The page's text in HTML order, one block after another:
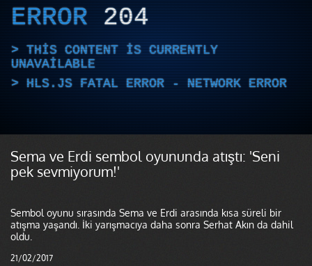
ERROR 204
THIS CONTENT IS CURRENTLY
UNAVAILABLE
HLS.JS FATAL ERROR - NETWORK ERROR
Sema ve Erdi sembol oyununda atıştı: 'Seni
pek sevmiyorum!'
Sembol oyunu sırasında Sema ve Erdi arasında kısa süreli bir
atışma yaşandı. İki yarışmacıya daha sonra Serhat Akın da dahil
oldu.
21/02/2017